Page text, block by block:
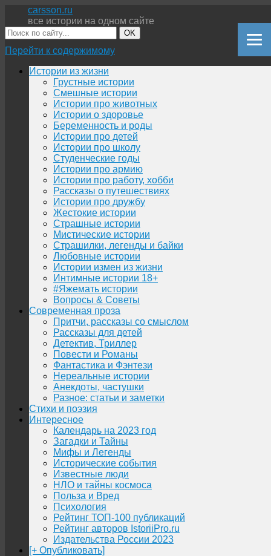
carsson.ru
все истории на одном сайте
OK
Перейти к содержимому
Истории из жизни
Грустные истории
Смешные истории
Истории про животных
Истории о здоровье
Беременность и роды
Истории про детей
Истории про школу
Студенческие годы
Истории про армию
Истории про работу, хобби
Рассказы о путешествиях
Истории про дружбу
Жестокие истории
Страшные истории
Мистические истории
Страшилки, легенды и байки
Любовные истории
Истории измен из жизни
Интимные истории 18+
#Яжемать истории
Вопросы & Советы
Современная проза
Притчи, рассказы со смыслом
Рассказы для детей
Детектив, Триллер
Повести и Романы
Фантастика и Фэнтези
Нереальные истории
Анекдоты, частушки
Разное: статьи и заметки
Стихи и поэзия
Интересное
Календарь на 2023 год
Загадки и Тайны
Мифы и Легенды
Исторические события
Известные люди
НЛО и тайны космоса
Польза и Вред
Психология
Рейтинг ТОП-100 публикаций
Рейтинг авторов IstoriiPro.ru
Издательства России 2023
[+ Опубликовать]